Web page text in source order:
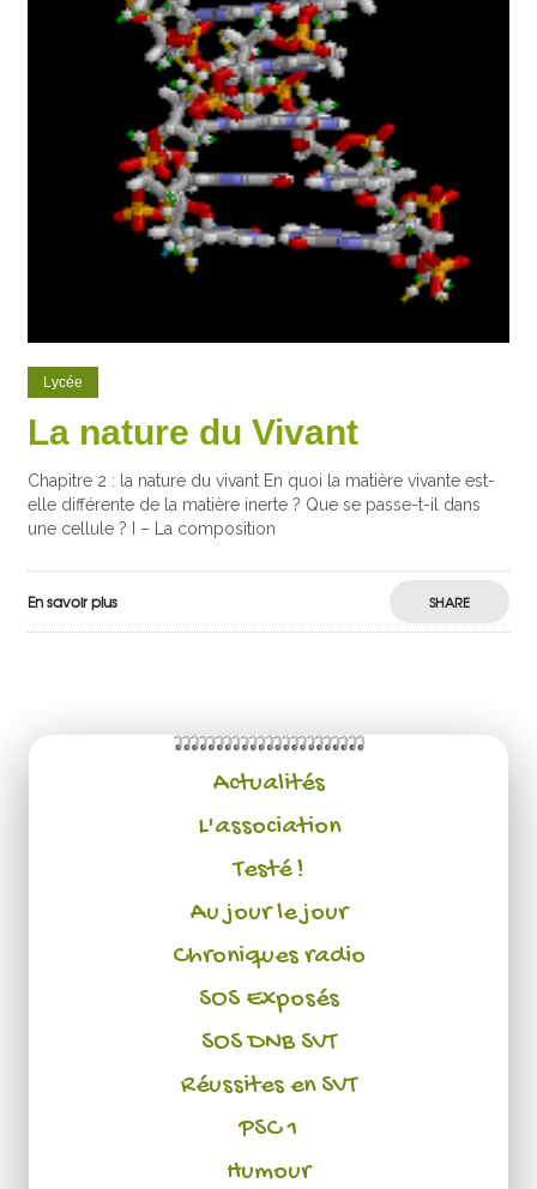
Lycée
La nature du Vivant
Chapitre 2 : la nature du vivant En quoi la matière vivante est-
elle différente de la matière inerte ? Que se passe-t-il dans
une cellule ? I – La composition
En savoir plus SHARE
Actualités
L'association
Testé !
Au jour le jour
Chroniques radio
SOS Exposés
SOS DNB SVT
Réussites en SVT
PSC 1
Humour